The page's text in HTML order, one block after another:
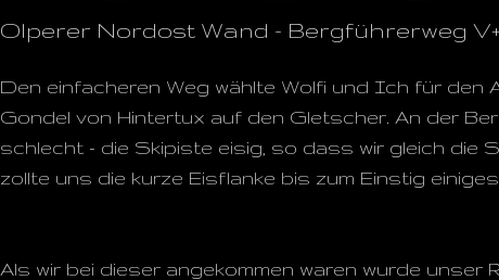
Olperer Nordost Wand - Bergführerweg
Den einfacheren Weg wählte Wolfi und Ich für
Gondel von Hintertux auf den Gletscher. An der
schlecht - die Skipiste eisig, so dass wir gleich die
zollte uns die kurze Eisflanke bis zum Einstig
Als wir bei dieser angekommen waren wurde